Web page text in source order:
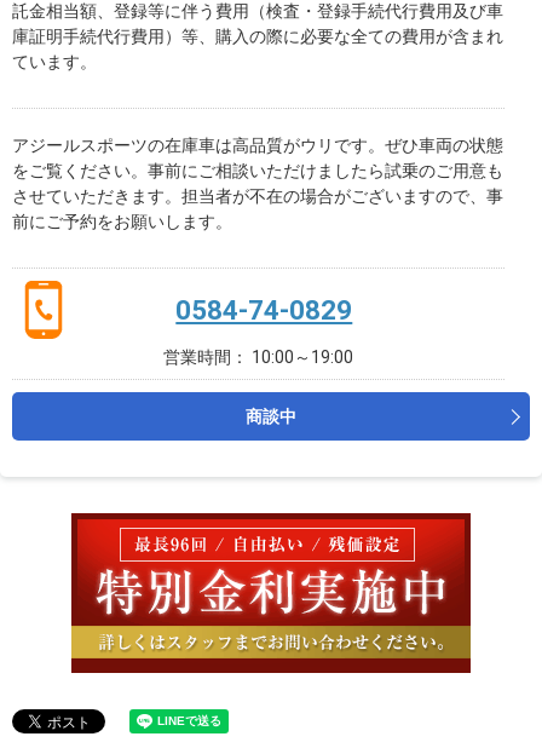
託金相当額、登録等に伴う費用（検査・登録手続代行費用及び車
庫証明手続代行費用）等、購入の際に必要な全ての費用が含まれ
ています。
アジールスポーツの在庫車は高品質がウリです。ぜひ車両の状態
をご覧ください。事前にご相談いただけましたら試乗のご用意も
させていただきます。担当者が不在の場合がございますので、事
前にご予約をお願いします。
0584-74-0829
営業時間： 10:00～19:00
商談中